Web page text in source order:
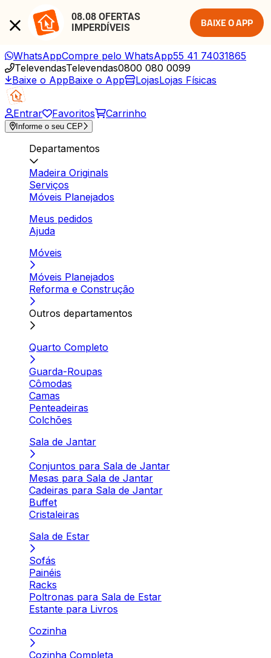
08.08 OFERTAS
IMPERDÍVEIS
BAIXE O APP
WhatsAppCompre pelo WhatsApp55 41 74031865
TelevendasTelevendas0800 080 0099
Baixe o AppBaixe o App LojasLojas Físicas
Entrar Favoritos Carrinho
Informe o seu CEP
Departamentos
Madeira Originals
Serviços
Móveis Planejados
Meus pedidos
Ajuda
Móveis
Móveis Planejados
Reforma e Construção
Outros departamentos
Quarto Completo
Guarda-Roupas
Cômodas
Camas
Penteadeiras
Colchões
Sala de Jantar
Conjuntos para Sala de Jantar
Mesas para Sala de Jantar
Cadeiras para Sala de Jantar
Buffet
Cristaleiras
Sala de Estar
Sofás
Painéis
Racks
Poltronas para Sala de Estar
Estante para Livros
Cozinha
Cozinha Completa